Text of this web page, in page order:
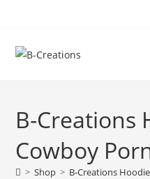
B-Creations
Cowboy
> Shop > B-Creations